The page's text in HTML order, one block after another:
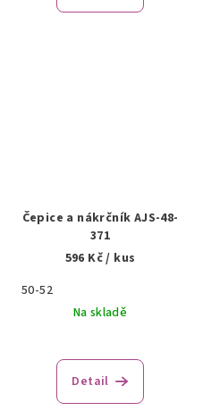
Čepice a nákrčník AJS-48-
371
596 Kč/ kus
50-52
Na skladě
Detail